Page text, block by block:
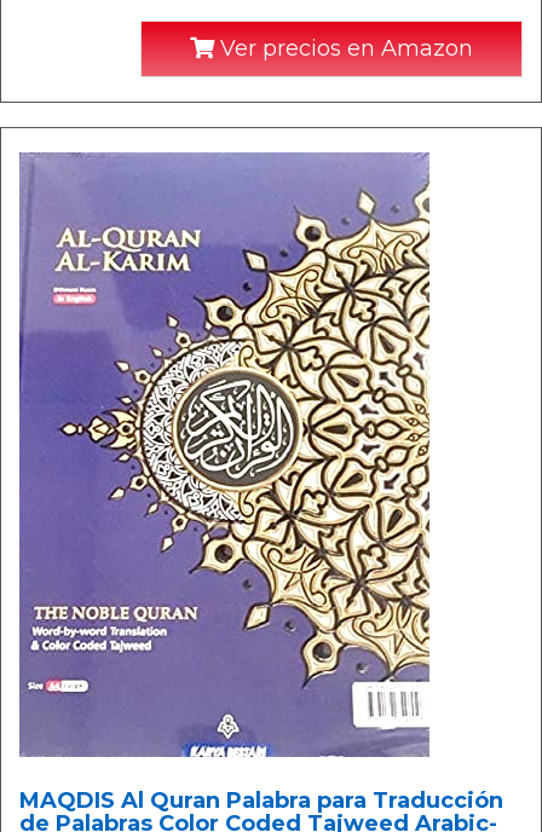
Ver precios en Amazon
MAQDIS Al Quran Palabra para Traducción
de Palabras Color Coded Tajweed Arabic-